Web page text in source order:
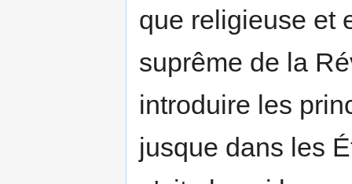
que religieuse et
suprême de la
introduire les
jusque dans les